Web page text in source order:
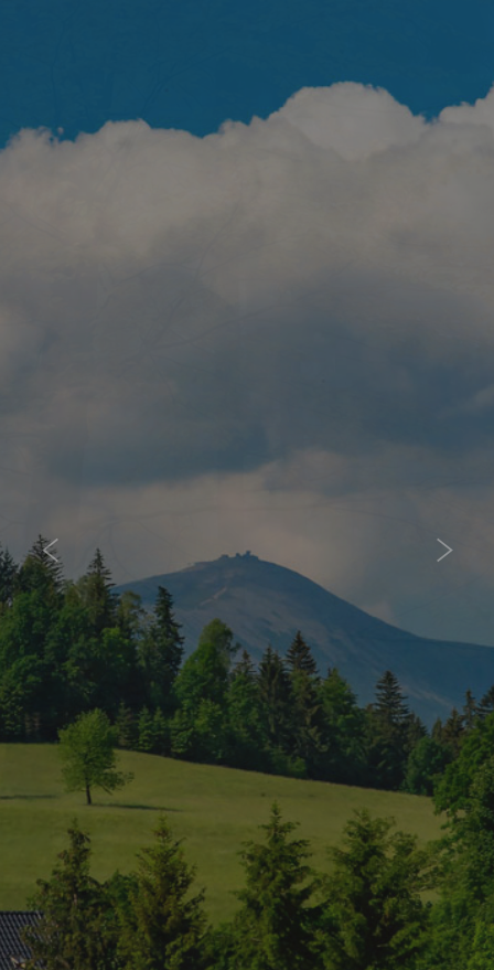
Mysłakowice
Dolina Pałaców i Ogrodów
Zapraszamy Państwa na wędrówkę w Dolinę Pałaców i
Ogrodów, do „niebiańskiej okolicy”, gdzie są „potężne góry na
południu i spokojna sielskość na północy”. Gdzie królują lasy,
stawy, gaje i najpiękniejsze łąki. Gdzie wielonarodowe i
wielokulturowe dziedzictwo jest dumą obecnych mieszkańców
gminy.
WIĘCEJ